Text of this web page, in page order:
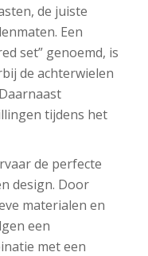
de juiste
Een
set” genoemd, is
de achterwielen
tijdens het
de perfecte
design. Door
materialen en
een
met een